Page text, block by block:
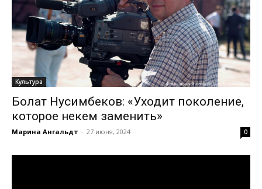
Культура
Болат Нусимбеков: «Уходит поколение,
которое некем заменить»
Марина Ангальдт - 27 июня, 2024 0